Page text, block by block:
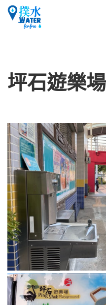
下載應用
網誌
下載
坪石遊樂